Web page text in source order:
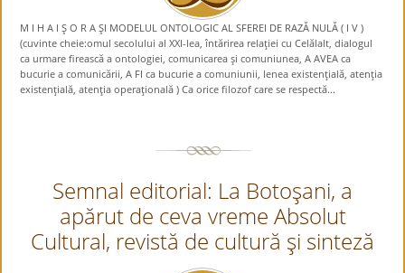
M I H A I Ş O R A ŞI MODELUL ONTOLOGIC AL SFEREI DE RAZĂ NULĂ ( I V )
(cuvinte cheie:omul secolului al XXI-lea, întărirea relaţiei cu Celălalt, dialogul
ca urmare firească a ontologiei, comunicarea şi comuniunea, A AVEA ca
bucurie a comunicării, A FI ca bucurie a comuniunii, lenea existenţială, atenţia
existenţială, atenţia operaţională ) Ca orice filozof care se respectă...
Semnal editorial: La Botoşani, a
apărut de ceva vreme Absolut
Cultural, revistă de cultură şi sinteză